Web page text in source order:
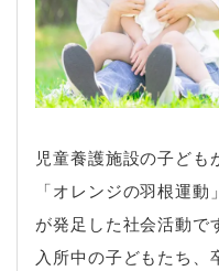
児童養護施設の子ども
「オレンジの羽根運
が発足した社会活動で
入所中の子どもたち、